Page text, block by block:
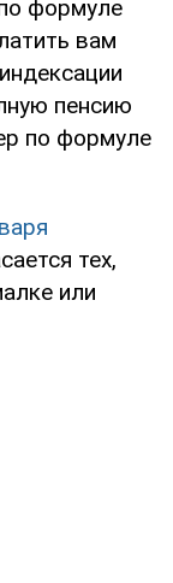
формуле
вам
пенсию
по формуле
тех,
или